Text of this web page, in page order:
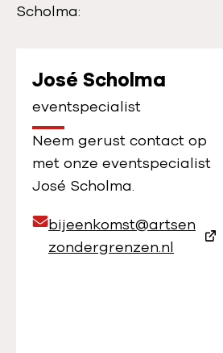
Scholma:
José Scholma
eventspecialist
Neem gerust contact op
met onze eventspecialist
José Scholma.
E
m
bijeenkomst@artsen
zondergrenzen.nl